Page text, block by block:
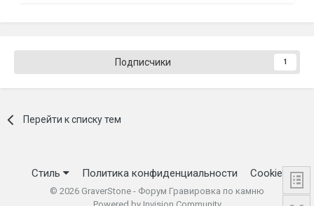
Подписчики 1
Перейти к списку тем
Стиль Политика конфиденциальности Cookie
© 2026 GraverStone - Форум Гравировка по камню